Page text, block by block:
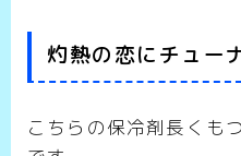
灼熱の恋にチュー
こちらの保冷剤長くも